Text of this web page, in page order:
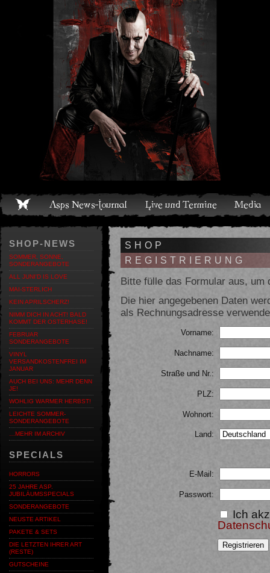
Live und Termine Media Shop Band Discografie
SHOP-NEWS
SOMMER, SONNE,
SONDERANGEBOTE
ALL JUNI'D IS LOVE
MAI-STERLICH
KEIN APRILSCHERZ!
NIMM DICH IN ACHT! BALD
KOMMT DER OSTERHASE!
FEBRUAR
SONDERANGEBOTE
VINYL
VERSANDKOSTENFREI IM
JANUAR
AUCH BEI UNS: MEHR DENN
JE!
WOHLIG WARMER HERBST!
LEICHTE SOMMER-
SONDERANGEBOTE
…MEHR IM ARCHIV
SPECIALS
HORRORS
25 JAHRE ASP.
JUBILÄUMSSPECIALS
SONDERANGEBOTE
NEUSTE ARTIKEL
PAKETE & SETS
DIE LETZTEN IHRER ART
(RESTE)
GUTSCHEINE
SHOP
REGISTRIERUNG
Bitte fülle das Formular aus, um
Die hier angegebenen Daten
als Rechnungsadresse
Vorname:
Nachname:
Straße und Nr.:
PLZ:
Wohnort:
Land:
E-Mail:
Passwort:
Ich
Registrieren